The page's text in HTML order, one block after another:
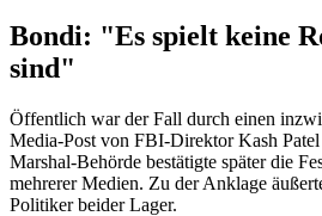
Bondi: "Es spielt keine
sind"
Öffentlich war der Fall durch einen
Media-Post von FBI-Direktor Kash
Marshal-Behörde bestätigte später die
mehrerer Medien. Zu der Anklage
Politiker beider Lager.